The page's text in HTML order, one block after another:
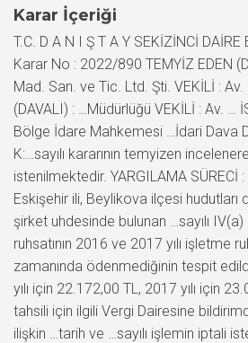
Karar İçeriği
T.C. D A N I Ş T A Y SEKİZİNCİ
Karar No : 2022/890 TEMYİZ EDEN
Mad. San. ve Tic. Ltd. Şti. VEKİLİ : Av.
(DAVALI) : …Müdürlüğü VEKİLİ : Av. …
Bölge İdare Mahkemesi …İdari Dava
K:…sayılı kararının temyizen
istenilmektedir. YARGILAMA SÜRECİ
Eskişehir ili, Beylikova ilçesi hudutları
şirket uhdesinde bulunan …sayılı
ruhsatının 2016 ve 2017 yılı işletme
zamanında ödenmediğinin tespit
yılı için 22.172,00 TL, 2017 yılı için
tahsili için ilgili Vergi Dairesine
ilişkin …tarih ve …sayılı işlemin iptali